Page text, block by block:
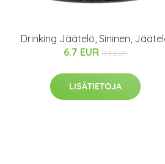
Drinking Jäätelö, Sininen,
6.7 EUR 11.4 EUR
LISÄTIETOJA